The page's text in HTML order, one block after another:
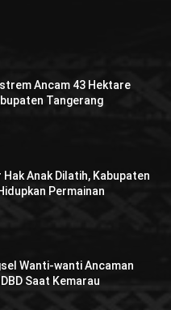
Ancam 43 Hektare
Tangerang
Anak Dilatih, Kabupaten
Permainan
Wanti-wanti Ancaman
DBD Saat Kemarau